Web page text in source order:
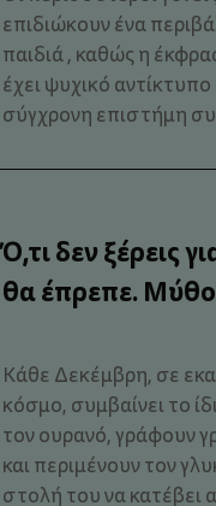
επιδιώκουν ένα
παιδιά , καθώς η
έχει ψυχικό
σύγχρονη επιστήμη
Ό,τι δεν ξέρεις
θα έπρεπε.
Κάθε Δεκέμβρη, σε
κόσμο, συμβαίνει το
τον ουρανό, γράφουν
και περιμένουν τον
στολή του να κατέβει